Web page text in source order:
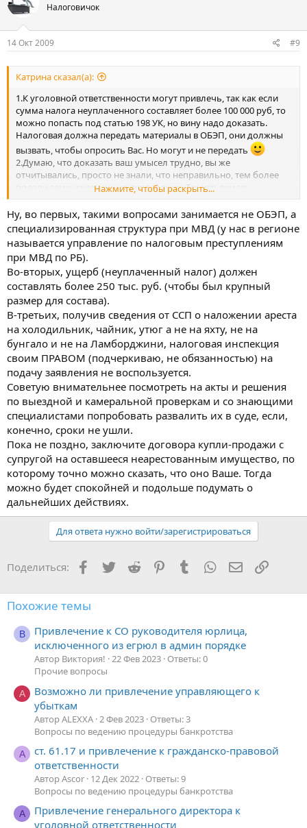
Налоговичок
14 Окт 2009 #9
Катрина сказал(а):
1.К уголовной ответственности могут привлечь, так как если
сумма налога неуплаченного составляет более 100 000 руб, то
можно попасть под статью 198 УК, но вину надо доказать.
Налоговая должна передать материалы в ОБЭП, они должны
вызвать, чтобы опросить Вас. Но могут и не передать
2.Думаю, что доказать ваш умысел трудно, вы же
отчитывались, просто не знали, что неправильно, тем более
подали сами измененные декларации. Так что думаю,
хорошими адвокатами.
3. По истечению трех месяцев после проверки налоговая
должна подать иск в арбитражный суд на признание вас
банкротом.
Ваш вопрос времени, процедура банкротства быстро не
заканчивается.
Удачи вам, всего вам наилучшего.
Нажмите, чтобы раскрыть...
Ну, во первых, такими вопросами занимается не ОБЭП, а
специализированная структура при МВД (у нас в регионе
называется управление по налоговым преступлениям
при МВД по РБ).
Во-вторых, ущерб (неуплаченный налог) должен
составлять более 250 тыс. руб. (чтобы был крупный
размер для состава).
В-третьих, получив сведения от ССП о наложении ареста
на холодильник, чайник, утюг а не на яхту, не на
бунгало и не на Ламборджини, налоговая инспекция
своим ПРАВОМ (подчеркиваю, не обязанностью) на
подачу заявления не воспользуется.
Советую внимательнее посмотреть на акты и решения
по выездной и камеральной проверкам и со знающими
специалистами попробовать развалить их в суде, если,
конечно, сроки не ушли.
Пока не поздно, заключите договора купли-продажи с
супругой на оставшееся неарестованным имущество, по
которому точно можно сказать, что оно Ваше. Тогда
можно будет спокойней и подольше подумать о
дальнейших действиях.
Для ответа нужно войти/зарегистрироваться
Поделиться: Facebook
TwitterReddit PinterestTumblr WhatsApp Ссылка
Похожие темы
В
Привлечение к СО руководителя юрлица,
исключенного из егрюл в админ порядке
Автор Виктория! 22 Фев 2023 Ответы: 0
Прочие вопросы
A
Возможно ли привлечение управляющего к
убыткам
Автор ALEXXA 2 Фев 2023 Ответы: 3
Вопросы по ведению процедуры банкротства
A
ст. 61.17 и привлечение к гражданско-правовой
ответственности
Автор Ascor 12 Дек 2022 Ответы: 9
Вопросы по ведению процедуры банкротства
А
Привлечение генерального директора к
уголовной ответственности